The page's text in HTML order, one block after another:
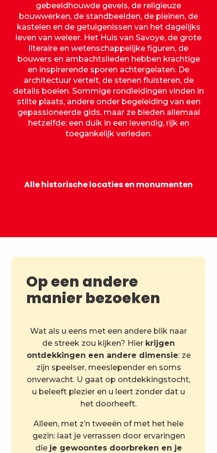
gebeeldhouwde gevels, de religieuze
bouwwerken, de standbeelden, de pleinen, de
kastelen en de getuigenissen van het dagelijks
leven van weleer. Het Huis van Savoye, de grote
literaire en wetenschappelijke figuren, de
bouwers en ambachtslieden hebben krachtige
en inspirerende sporen achtergelaten. De
architectuur vertelt, de stenen fluisteren, de
details boeien. Sommige rondleidingen vinden in
stilte plaats, andere onder begeleiding van een
gepassioneerde gids, maar ze bieden allemaal
hetzelfde: een duik in een levendig, rijk en
toegankelijk verleden.
Kasteel van de hertogen van
Alle historische locaties en monumenten
Op een andere
manier bezoeken
Wat als u eens met een andere blik naar
de streek zou kijken? Hier krijgen
ontdekkingen een andere dimensie: ze
zijn speelser, meeslepender en soms
onverwacht. U gaat op ontdekkingstocht,
u beleeft plezier en u leert zonder dat u
het doorheeft.
Alleen, met z’n tweeën of met het hele
gezin: laat je verrassen door ervaringen
die je gewoontes doorbreken en je